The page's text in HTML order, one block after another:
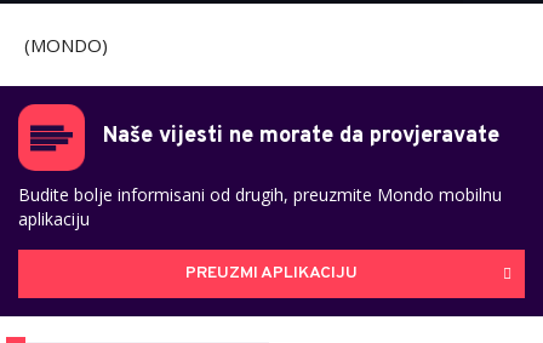
(MONDO)
Naše vijesti ne morate da provjeravate
Budite bolje informisani od drugih, preuzmite Mondo mobilnu
aplikaciju
PREUZMI APLIKACIJU